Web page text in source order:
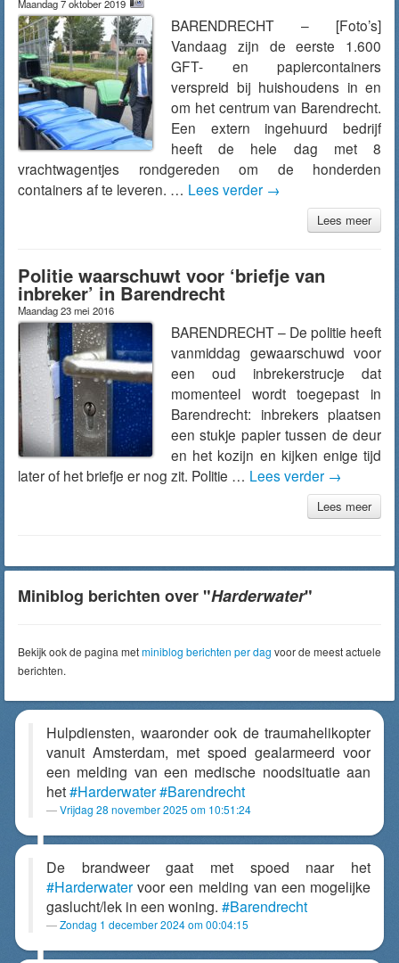
Maandag 7 oktober 2019
BARENDRECHT – [Foto’s]
Vandaag zijn de eerste 1.600
GFT- en papiercontainers
verspreid bij huishoudens in en
om het centrum van Barendrecht.
Een extern ingehuurd bedrijf
heeft de hele dag met 8
vrachtwagentjes rondgereden om de honderden
containers af te leveren. … Lees verder →
Lees meer
Politie waarschuwt voor ‘briefje van
inbreker’ in Barendrecht
Maandag 23 mei 2016
BARENDRECHT – De politie heeft
vanmiddag gewaarschuwd voor
een oud inbrekerstrucje dat
momenteel wordt toegepast in
Barendrecht: inbrekers plaatsen
een stukje papier tussen de deur
en het kozijn en kijken enige tijd
later of het briefje er nog zit. Politie … Lees verder →
Lees meer
Miniblog berichten over "Harderwater"
Bekijk ook de pagina metminiblog berichten per dag voor de meest actuele
berichten.
Hulpdiensten, waaronder ook de traumahelikopter
vanuit Amsterdam, met spoed gealarmeerd voor
een melding van een medische noodsituatie aan
het#Harderwater#Barendrecht
Vrijdag 28 november 2025 om 10:51:24
De brandweer gaat met spoed naar het
#Harderwatervoor een melding van een mogelijke
gaslucht/lek in een woning. #Barendrecht
Zondag 1 december 2024 om 00:04:15